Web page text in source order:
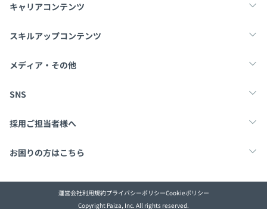
キャリアコンテンツ
転職・キャリア
スキルアップコンテンツ
学習
メディア・その他
Tech Team Journal
SNS
X
採用ご担当者様へ
採用・教育をお考えの企業様へ
お困りの方はこちら
paizaとは？ お問い合わせ・FAQ
運営会社利用規約プライバシーポリシーCookieポリシー
Copyright Paiza, Inc. All rights reserved.